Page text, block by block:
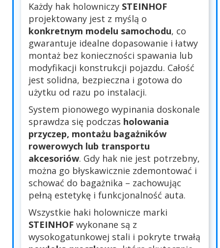
Każdy hak holowniczy STEINHOF
projektowany jest z myślą o
konkretnym modelu samochodu, co
gwarantuje idealne dopasowanie i łatwy
montaż bez konieczności spawania lub
modyfikacji konstrukcji pojazdu. Całość
jest solidna, bezpieczna i gotowa do
użytku od razu po instalacji.
System pionowego wypinania doskonale
sprawdza się podczas holowania
przyczep, montażu bagażników
rowerowych lub transportu
akcesoriów. Gdy hak nie jest potrzebny,
można go błyskawicznie zdemontować i
schować do bagażnika – zachowując
pełną estetykę i funkcjonalność auta.
Wszystkie haki holownicze marki
STEINHOF wykonane są z
wysokogatunkowej stali i pokryte trwałą